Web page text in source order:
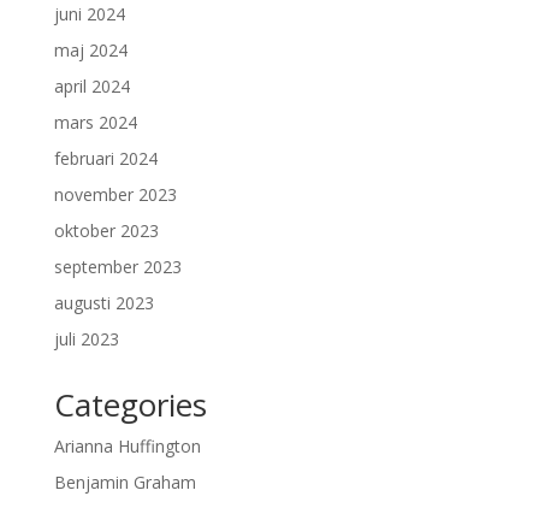
juni 2024
maj 2024
april 2024
mars 2024
februari 2024
november 2023
oktober 2023
september 2023
augusti 2023
juli 2023
Categories
Arianna Huffington
Benjamin Graham